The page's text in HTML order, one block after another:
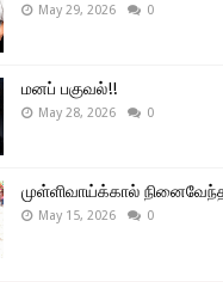
May 29, 2026 0
மனப் பகுவல்!!
May 28, 2026 0
முள்ளிவாய்க்கால்
May 15, 2026 0